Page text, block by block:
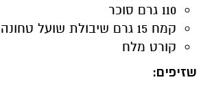
110 גרם סוכר
קמח 15 גרם שיבולת שועל טחונה
קורט מלח
שזיפים: